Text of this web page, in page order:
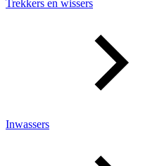
Trekkers en wissers
Inwassers